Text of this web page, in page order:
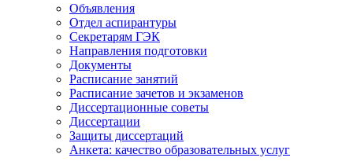
Объявления
Отдел аспирантуры
Секретарям ГЭК
Направления подготовки
Документы
Расписание занятий
Расписание зачетов и экзаменов
Диссертационные советы
Диссертации
Защиты диссертаций
Анкета: качество образовательных услуг